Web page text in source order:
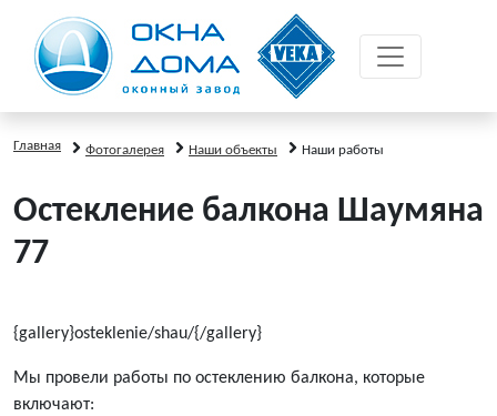
Главная Фотогалерея Наши объекты Наши работы
Остекление балкона Шаумяна
77
{gallery}osteklenie/shau/{/gallery}
Мы провели работы по остеклению балкона, которые
включают: